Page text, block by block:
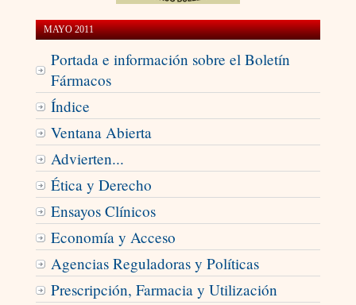
MAYO 2011
Portada e información sobre el Boletín
Fármacos
Índice
Ventana Abierta
Advierten...
Ética y Derecho
Ensayos Clínicos
Economía y Acceso
Agencias Reguladoras y Políticas
Prescripción, Farmacia y Utilización